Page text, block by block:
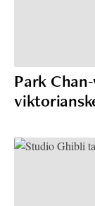
Park